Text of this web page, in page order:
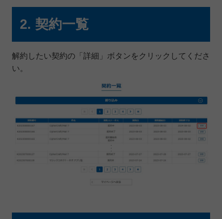
2. 契約一覧
解約したい契約の「詳細」ボタンをクリックしてくださ
い。